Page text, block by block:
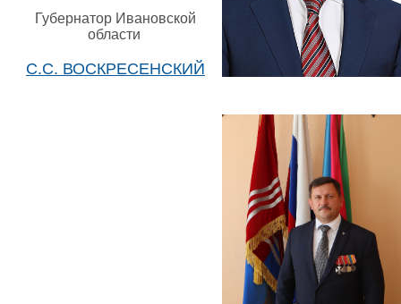
Губернатор Ивановской
области
С.С. ВОСКРЕСЕНСКИЙ